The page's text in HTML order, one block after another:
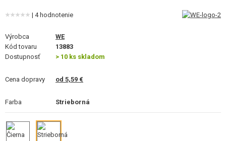
VYSIELAČKY, HEADSETY, KAMERY
DOPLNKY K ZBRANIAM, POPRUHY
NÁHRADNÉ DIELY ZBRANÍ, UPGRADE
SERVIS A ÚDRŽBA ZBRANÍ
SEBAOBRANA, VÝCVIK, NOŽE
| 4 hodnotenie
Výrobca
WE
Kód tovaru
13883
Dostupnosť
> 10 ks skladom
Cena dopravy od 5,59 €
Farba Strieborná